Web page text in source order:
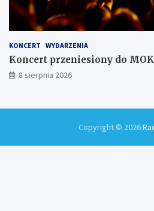
KONCERT WYDARZENIA
Koncert przeniesiony do
8 sierpnia 2026
Copyright © 2026